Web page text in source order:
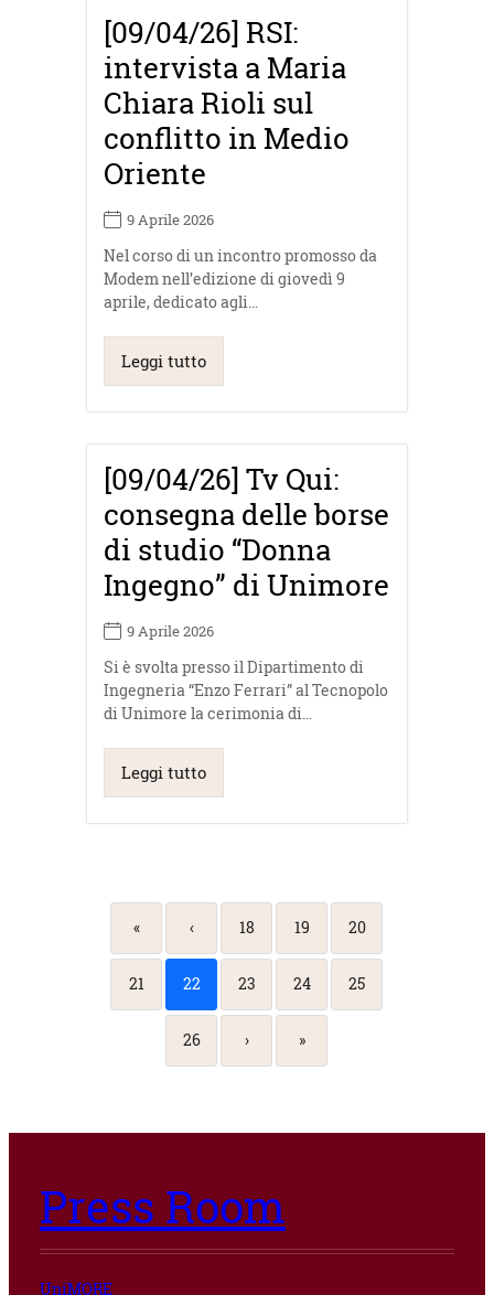
[09/04/26] RSI:
intervista a Maria
Chiara Rioli sul
conflitto in Medio
Oriente
9 Aprile 2026
Nel corso di un incontro promosso da
Modem nell’edizione di giovedì 9
aprile, dedicato agli…
Leggi tutto
[09/04/26] Tv Qui:
consegna delle borse
di studio “Donna
Ingegno” di Unimore
9 Aprile 2026
Si è svolta presso il Dipartimento di
Ingegneria “Enzo Ferrari” al Tecnopolo
di Unimore la cerimonia di…
Leggi tutto
« ‹ 18 19 20
21 22 23 24 25
26 › »
Press Room
UniMORE